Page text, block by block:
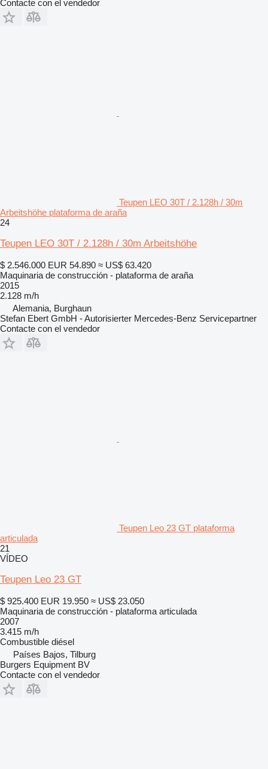
Contacte con el vendedor
Teupen LEO 30T / 2.128h / 30m
Arbeitshöhe plataforma de araña
24
Teupen LEO 30T / 2.128h / 30m Arbeitshöhe
$ 2.546.000 EUR 54.890 ≈ US$ 63.420
Maquinaria de construcción - plataforma de araña
2015
2.128 m/h
Alemania, Burghaun
Stefan Ebert GmbH - Autorisierter Mercedes-Benz Servicepartner
Contacte con el vendedor
Teupen Leo 23 GT plataforma
articulada
21
VÍDEO
Teupen Leo 23 GT
$ 925.400 EUR 19.950 ≈ US$ 23.050
Maquinaria de construcción - plataforma articulada
2007
3.415 m/h
Combustible diésel
Países Bajos, Tilburg
Burgers Equipment BV
Contacte con el vendedor